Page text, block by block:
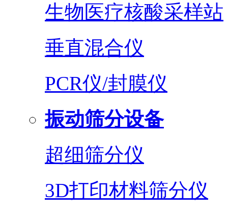
生物医疗核酸采样站
垂直混合仪
PCR仪/封膜仪
振动筛分设备
超细筛分仪
3D打印材料筛分仪